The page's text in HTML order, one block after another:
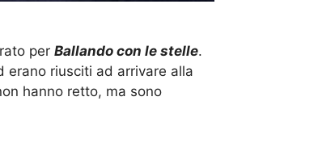
per Ballando con le stelle.
erano riusciti ad arrivare alla
hanno retto, ma sono